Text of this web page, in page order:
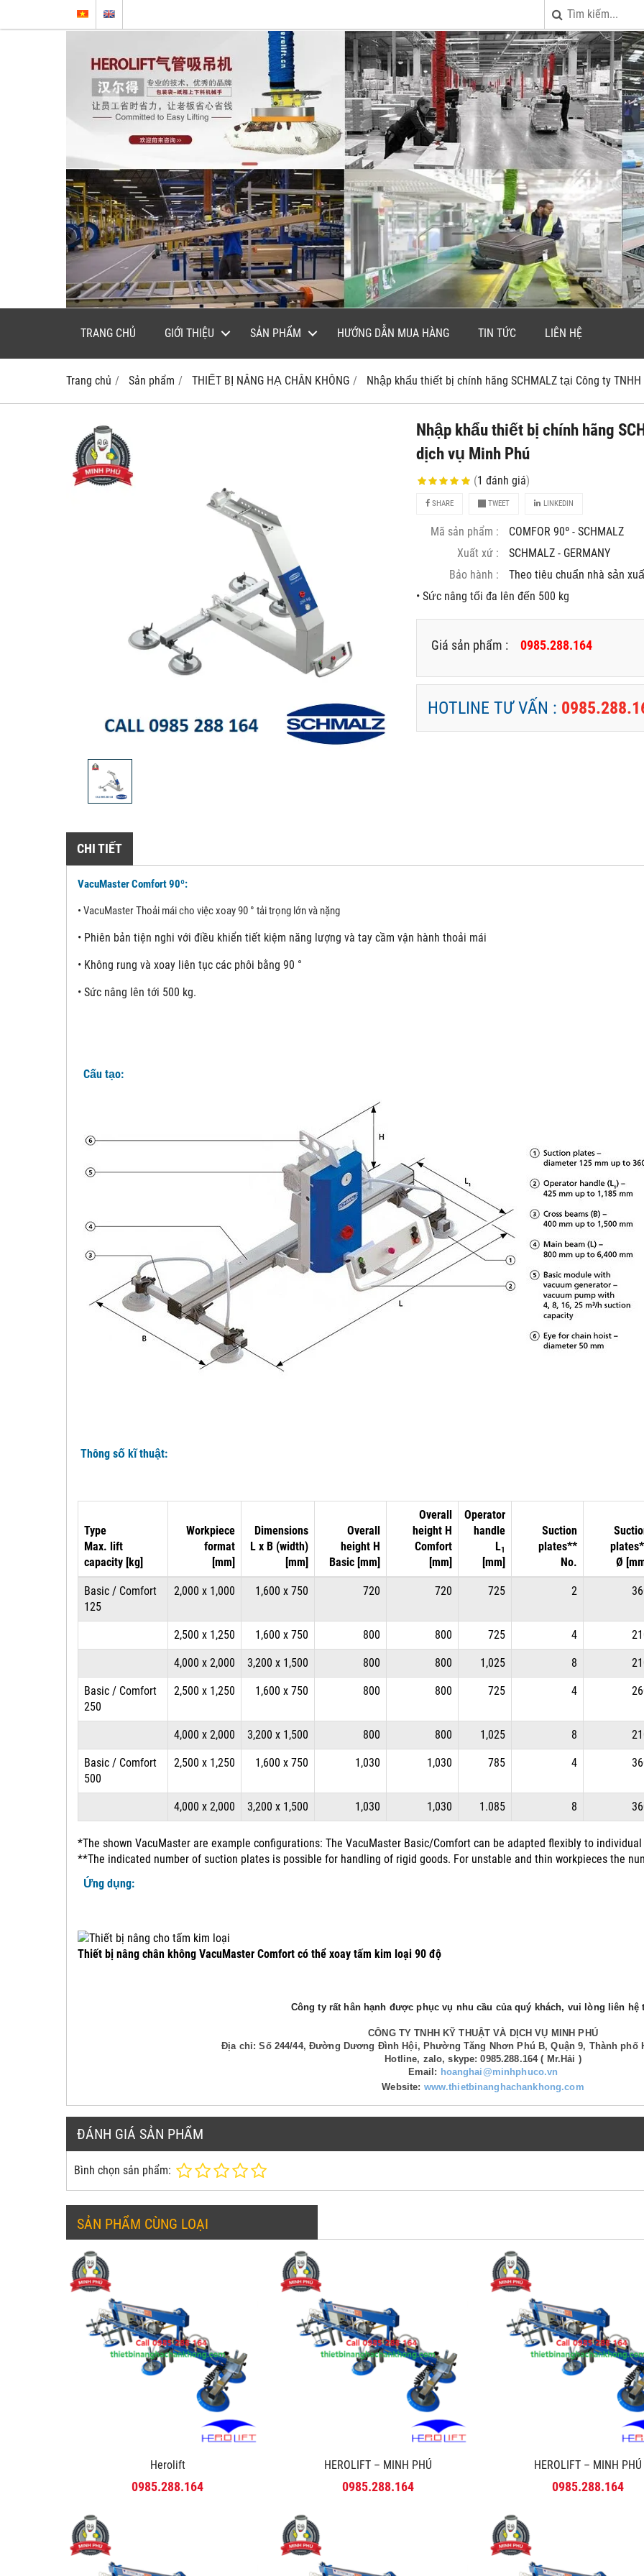
TRANG CHỦ GIỚI THIỆU SẢN PHẨM HƯỚNG DẪN MUA HÀNG TIN TỨC LIÊN HỆ
Trang chủ Sản phẩm THIẾT BỊ NÂNG HẠ CHÂN KHÔNG Nhập khẩu thiết bị chính hãng SCHMALZ tại Công ty
Nhập khẩu thiết bị chính hãng
dịch vụ Minh Phú
(1đánh giá)
SHARE TWEET LINKEDIN
Mã sản phẩm :
COMFOR 90º - SCHMALZ
Xuất xứ :
SCHMALZ - GERMANY
Bảo hành :
Theo tiêu chuẩn nhà sản
• Sức nâng tối đa lên đến 500 kg
Giá sản phẩm : 0985.288.164
HOTLINE TƯ VẤN :
CHI TIẾT
VacuMaster Comfort 90º:
•VacuMaster Thoải mái cho việc xoay 90 ° tải trọng lớn và nặng
• Phiên bản tiện nghi với điều khiển tiết kiệm năng lượng và tay cầm vận hành thoải mái
• Không rung và xoay liên tục các phôi bằng 90 °
• Sức nâng lên tới 500 kg.
Cấu tạo:
Thông số kĩ thuật:
Type
Max. lift
capacity [kg]
Workpiece
format
[mm]
Dimensions
L x B (width)
[mm]
Overall
height H
Basic [mm]
Overall
height H
Comfort
[mm]
Operator
handle
L1
[mm]
Suction
plates**
No.
Ø
Basic / Comfort
125
2,000 x 1,000 1,600 x 750 720 720 725 2
2,500 x 1,250 1,600 x 750 800 800 725 4
4,000 x 2,000 3,200 x 1,500 800 800 1,025 8
Basic / Comfort
250
2,500 x 1,250 1,600 x 750 800 800 725 4
4,000 x 2,000 3,200 x 1,500 800 800 1,025 8
Basic / Comfort
500
2,500 x 1,250 1,600 x 750 1,030 1,030 785 4
4,000 x 2,000 3,200 x 1,500 1,030 1,030 1.085 8
*The shown VacuMaster are example configurations: The VacuMaster Basic/Comfort can be adapted flexibly to
**The indicated number of suction plates is possible for handling of rigid goods. For unstable and thin workpieces the
Ứng dụng:
Thiết bị nâng chân không VacuMaster Comfort có thể xoay tấm kim loại 90 độ
Công ty rất hân hạnh được phục vụ nhu cầu của quý khách, vui lòng liên hệ
CÔNG TY TNHH KỸ THUẬT VÀ DỊCH VỤ MINH PHÚ
Địa chỉ: Số 244/44, Đường Dương Đình Hội, Phường Tăng Nhơn Phú B, Quận 9, Thành phố
Hotline, zalo, skype: 0985.288.164 ( Mr.Hải )
Email: hoanghai@minhphuco.vn
Website: www.thietbinanghachankhong.com
ĐÁNH GIÁ SẢN PHẨM
Bình chọn sản phẩm:
SẢN PHẨM CÙNG LOẠI
Herolift
0985.288.164
HEROLIFT – MINH PHÚ
0985.288.164
HEROLIFT – MINH PHÚ
0985.288.164